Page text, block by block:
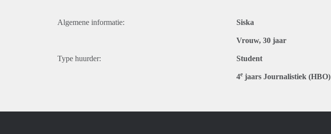
Algemene informatie: Siska
Vrouw, 30 jaar
Type huurder: Student
4e jaars Journalistiek (HBO)